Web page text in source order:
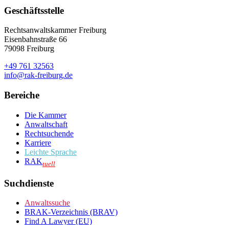
Geschäftsstelle
Rechtsanwaltskammer Freiburg
Eisenbahnstraße 66
79098 Freiburg
+49 761 32563
info@rak-freiburg.de
Bereiche
Die Kammer
Anwaltschaft
Rechtsuchende
Karriere
Leichte Sprache
RAKtuell
Suchdienste
Anwaltssuche
BRAK-Verzeichnis (BRAV)
Find A Lawyer (EU)